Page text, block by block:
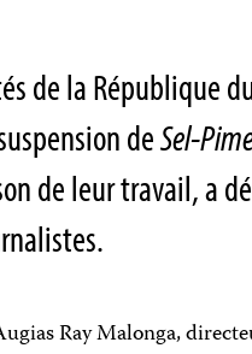
de la République
deSel-
de leur travail, a
Ray Malonga,